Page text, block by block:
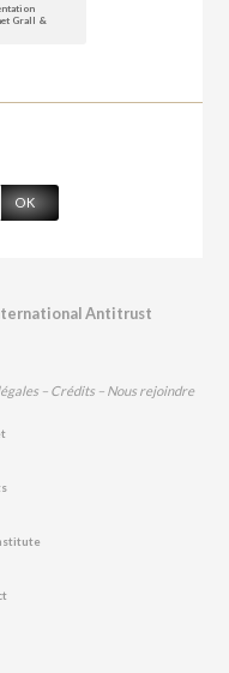
Grall &
OK
Antitrust
– Crédits – Nous rejoindre